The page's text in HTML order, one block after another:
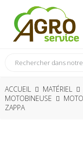
ACCUEIL MATÉRIEL
MOTOBINEUSE
ZAPPA